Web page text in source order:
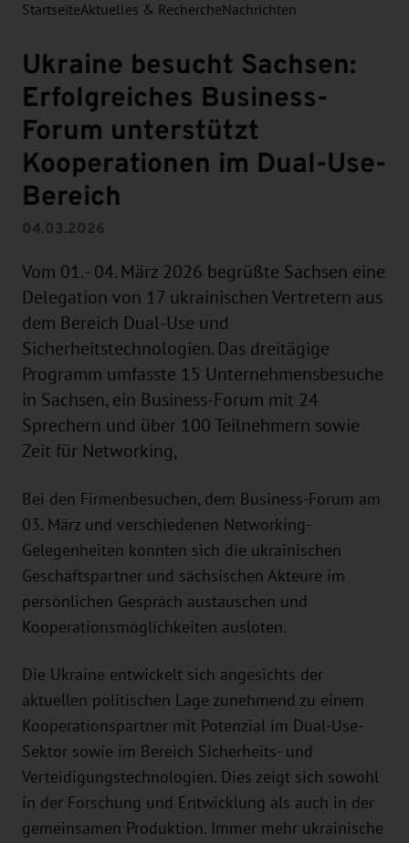
StartseiteAktuelles & RechercheNachrichten
Ukraine besucht Sachsen:
Erfolgreiches Business-
Forum unterstützt
Kooperationen im Dual-Use-
Bereich
04.03.2026
Vom 01. - 04. März 2026 begrüßte Sachsen eine
Delegation von 17 ukrainischen Vertretern aus
dem Bereich Dual-Use und
Sicherheitstechnologien. Das dreitägige
Programm umfasste 15 Unternehmensbesuche
in Sachsen, ein Business-Forum mit 24
Sprechern und über 100 Teilnehmern sowie
Zeit für Networking,
Bei den Firmenbesuchen, dem Business-Forum am
03. März und verschiedenen Networking-
Gelegenheiten konnten sich die ukrainischen
Geschäftspartner und sächsischen Akteure im
persönlichen Gespräch austauschen und
Kooperationsmöglichkeiten ausloten.
Die Ukraine entwickelt sich angesichts der
aktuellen politischen Lage zunehmend zu einem
Kooperationspartner mit Potenzial im Dual-Use-
Sektor sowie im Bereich Sicherheits- und
Verteidigungstechnologien. Dies zeigt sich sowohl
in der Forschung und Entwicklung als auch in der
gemeinsamen Produktion. Immer mehr ukrainische